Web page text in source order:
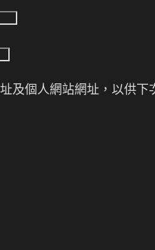
及個人網站網址，以供下